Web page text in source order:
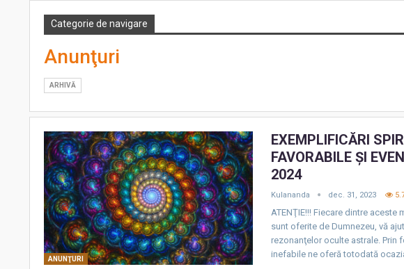
Categorie de navigare
Anunţuri
ARHIVĂ
ANUNŢURI
EXEMPLIFICĂRI
FAVORABILE ŞI
2024
Kulananda dec. 31, 2023
ATENŢIE!!! Fiecare dintre
sunt oferite de Dumnezeu, vă
rezonanţelor oculte astrale. Prin
inefabile ne oferă totodată